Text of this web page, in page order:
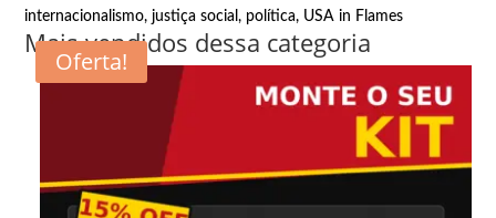
internacionalismo,justiça social, política, USA in Flames
Mais vendidos dessa categoria
Oferta!